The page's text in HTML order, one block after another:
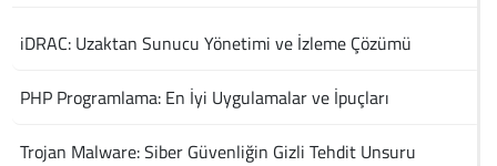
iDRAC: Uzaktan Sunucu Yönetimi ve İzleme Çözümü
PHP Programlama: En İyi Uygulamalar ve İpuçları
Trojan Malware: Siber Güvenliğin Gizli Tehdit Unsuru